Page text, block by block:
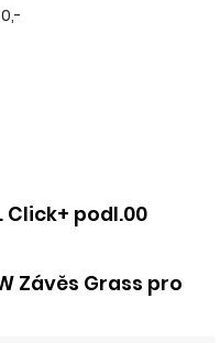
Click+ podl.00
Závěs Grass pro